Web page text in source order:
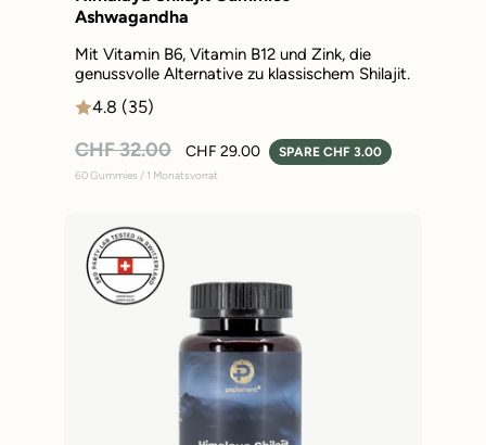
Ashwagandha
Mit Vitamin B6, Vitamin B12 und Zink, die
genussvolle Alternative zu klassischem Shilajit.
4.8 (35)
Normaler
Preis
CHF 32.00 Sonderpreis
CHF 29.00 SPARE CHF 3.00
60 Gummies / 1 Monatsvorrat